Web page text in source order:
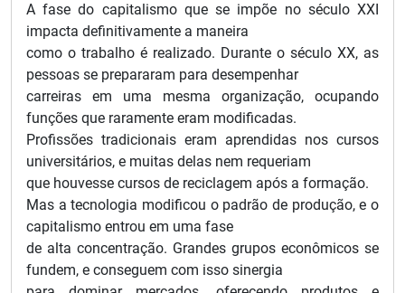
A fase do capitalismo que se impõe no século XXI
impacta definitivamente a maneira
como o trabalho é realizado. Durante o século XX, as
pessoas se prepararam para desempenhar
carreiras em uma mesma organização, ocupando
funções que raramente eram modificadas.
Profissões tradicionais eram aprendidas nos cursos
universitários, e muitas delas nem requeriam
que houvesse cursos de reciclagem após a formação.
Mas a tecnologia modificou o padrão de produção, e o
capitalismo entrou em uma fase
de alta concentração. Grandes grupos econômicos se
fundem, e conseguem com isso sinergia